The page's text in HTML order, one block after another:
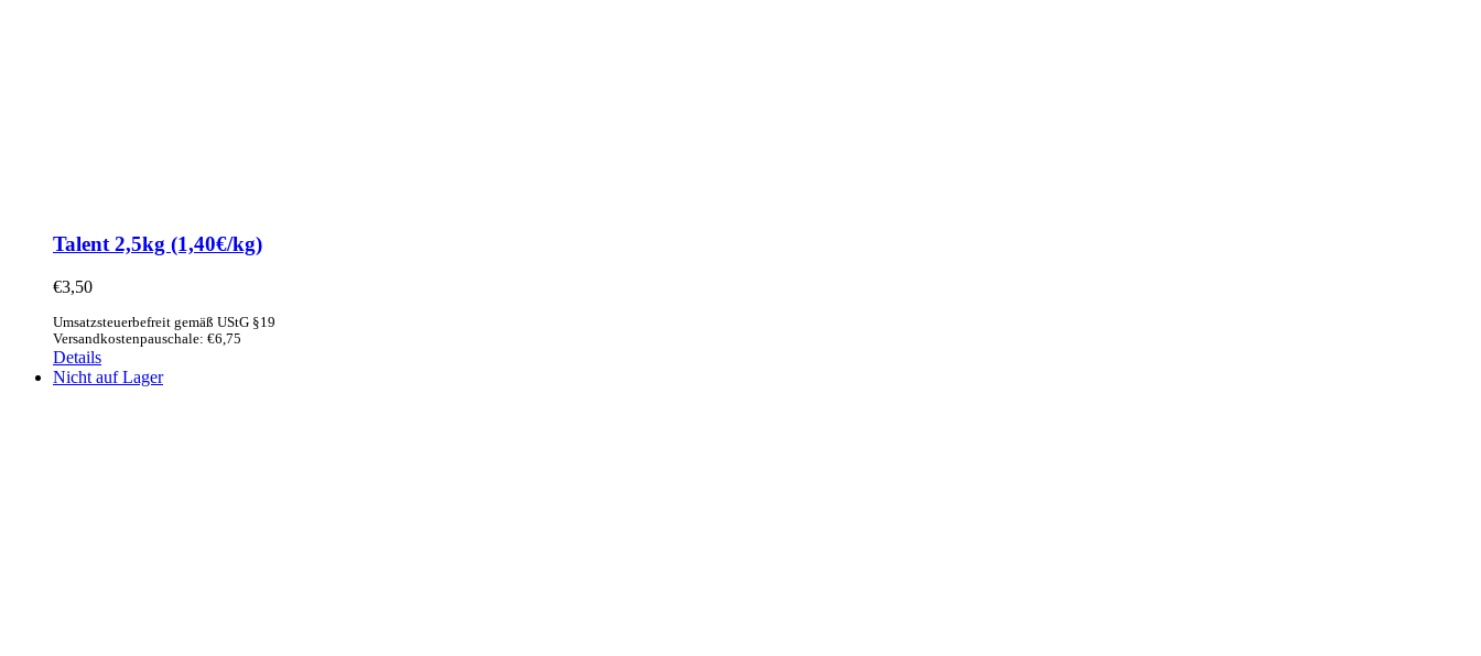
Talent 2,5kg (1,40€/kg)
€3,50
Umsatzsteuerbefreit gemäß UStG §19
Versandkostenpauschale: €6,75
Details
Nicht auf Lager